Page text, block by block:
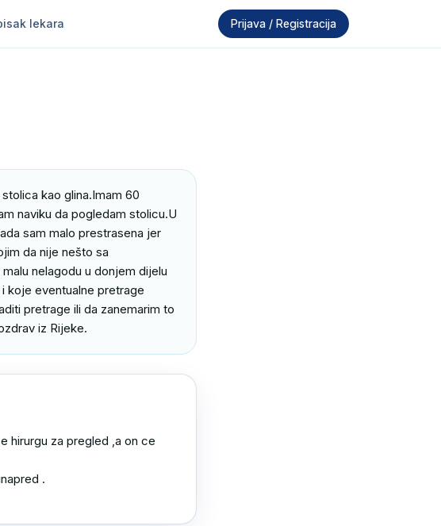
lekara Prijava / Registracija
kao glina.Imam 60
naviku da pogledam stolicu.U
sam malo prestrasena jer
da nije nešto sa
nelagodu u donjem dijelu
koje eventualne pretrage
pretrage ili da zanemarim to
iz Rijeke.
hirurgu za pregled ,a on ce
.